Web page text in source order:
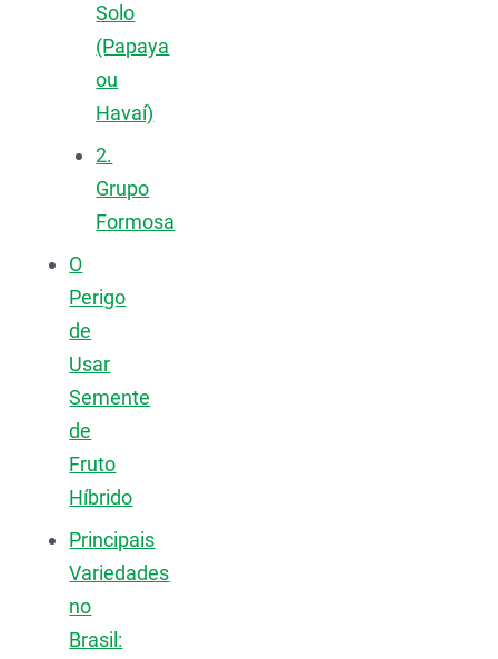
Solo
(Papaya
ou
Havaí)
2.
Grupo
Formosa
O
Perigo
de
Usar
Semente
de
Fruto
Híbrido
Principais
Variedades
no
Brasil: